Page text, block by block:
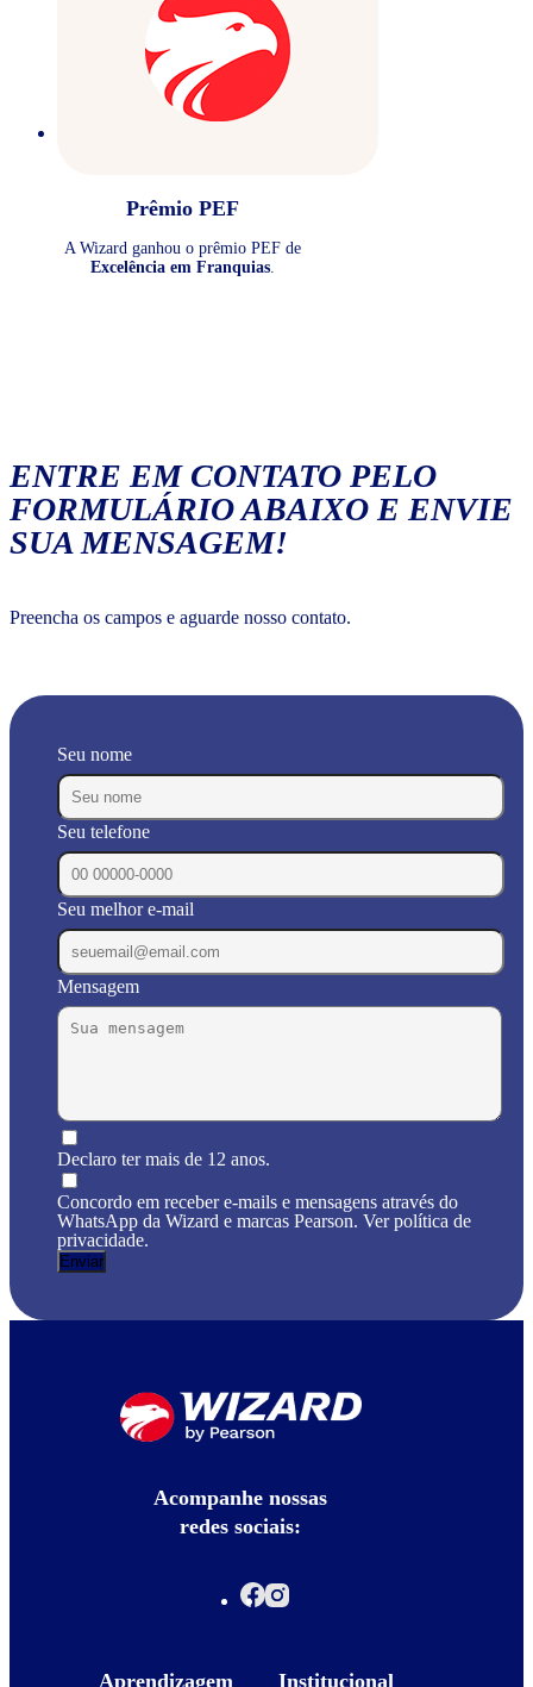
Prêmio PEF
A Wizard ganhou o prêmio PEF de
Excelência em Franquias.
ENTRE EM CONTATO PELO
FORMULÁRIO ABAIXO E ENVIE
SUA MENSAGEM!
Preencha os campos e aguarde nosso contato.
Seu nome
Seu telefone
Seu melhor e-mail
Mensagem
Declaro ter mais de 12 anos.
Concordo em receber e-mails e mensagens através do
WhatsApp da Wizard e marcas Pearson. Ver política de
privacidade.
Acompanhe nossas
redes sociais:
Aprendizagem Institucional